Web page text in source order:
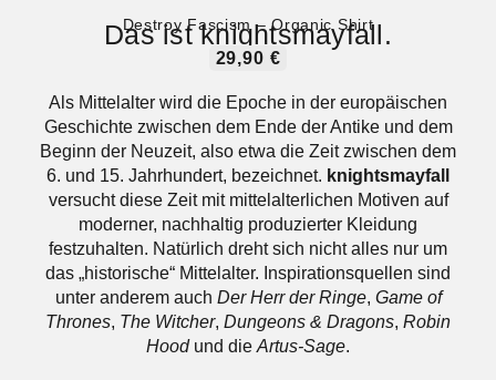
Destroy Fascism – Organic Shirt
29,90 €
Das ist knightsmayfall.
Als Mittelalter wird die Epoche in der europäischen
Geschichte zwischen dem Ende der Antike und dem
Beginn der Neuzeit, also etwa die Zeit zwischen dem
6. und 15. Jahrhundert, bezeichnet. knightsmayfall
versucht diese Zeit mit mittelalterlichen Motiven auf
moderner, nachhaltig produzierter Kleidung
festzuhalten. Natürlich dreht sich nicht alles nur um
das „historische“ Mittelalter. Inspirationsquellen sind
unter anderem auch Der Herr der Ringe, Game of
Thrones, The Witcher, Dungeons & Dragons, Robin
Hoodund die Artus-Sage.